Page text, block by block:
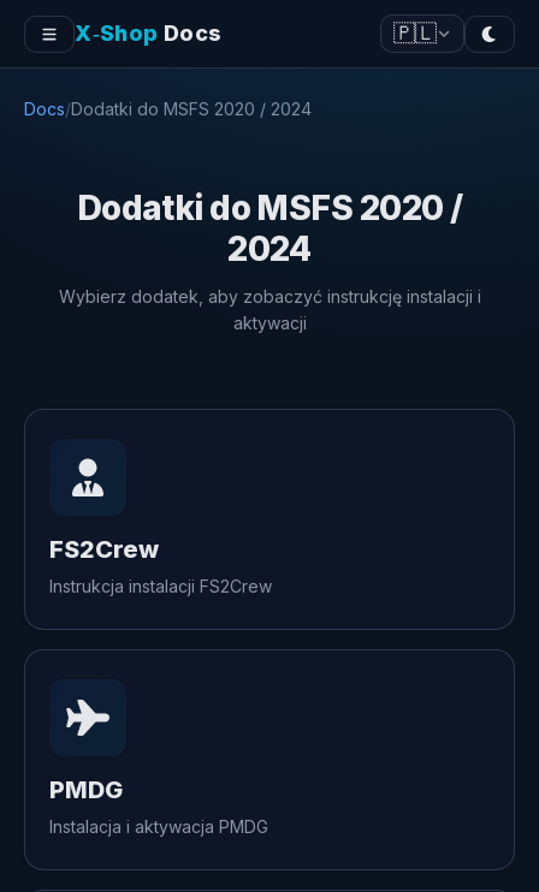
X‑Shop Docs 🇵🇱
Docs/Dodatki do MSFS 2020 / 2024
Dodatki do MSFS 2020 /
2024
Wybierz dodatek, aby zobaczyć instrukcję instalacji i
aktywacji
FS2Crew
Instrukcja instalacji FS2Crew
PMDG
Instalacja i aktywacja PMDG